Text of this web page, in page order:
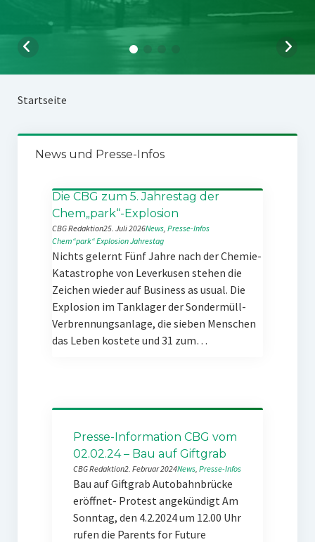
Startseite
News und Presse-Infos
Die CBG zum 5. Jahrestag der
Chem„park“-Explosion
CBG Redaktion25. Juli 2026News, Presse-Infos
Chem“park“ExplosionJahrestag
Nichts gelernt Fünf Jahre nach der Chemie-
Katastrophe von Leverkusen stehen die
Zeichen wieder auf Business as usual. Die
Explosion im Tanklager der Sondermüll-
Verbrennungsanlage, die sieben Menschen
das Leben kostete und 31 zum…
Presse-Information CBG vom
02.02.24 – Bau auf Giftgrab
CBG Redaktion2. Februar 2024News, Presse-Infos
Bau auf Giftgrab Autobahnbrücke
eröffnet- Protest angekündigt Am
Sonntag, den 4.2.2024 um 12.00 Uhr
rufen die Parents for Future